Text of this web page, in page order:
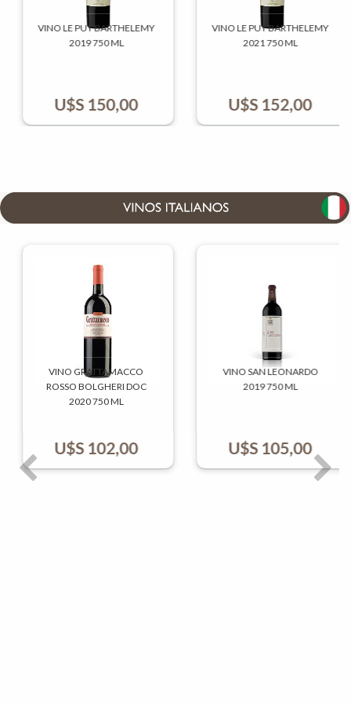
VINO LE PUY BARTHELEMY
2019 750 ML
U$S150,00
VINO LE PUY BARTHELEMY
2021 750 ML
U$S152,00
Previo
VINO GRATTAMACCO
ROSSO BOLGHERI DOC
2020 750 ML
U$S102,00
VINO SAN LEONARDO
2019 750 ML
U$S105,00